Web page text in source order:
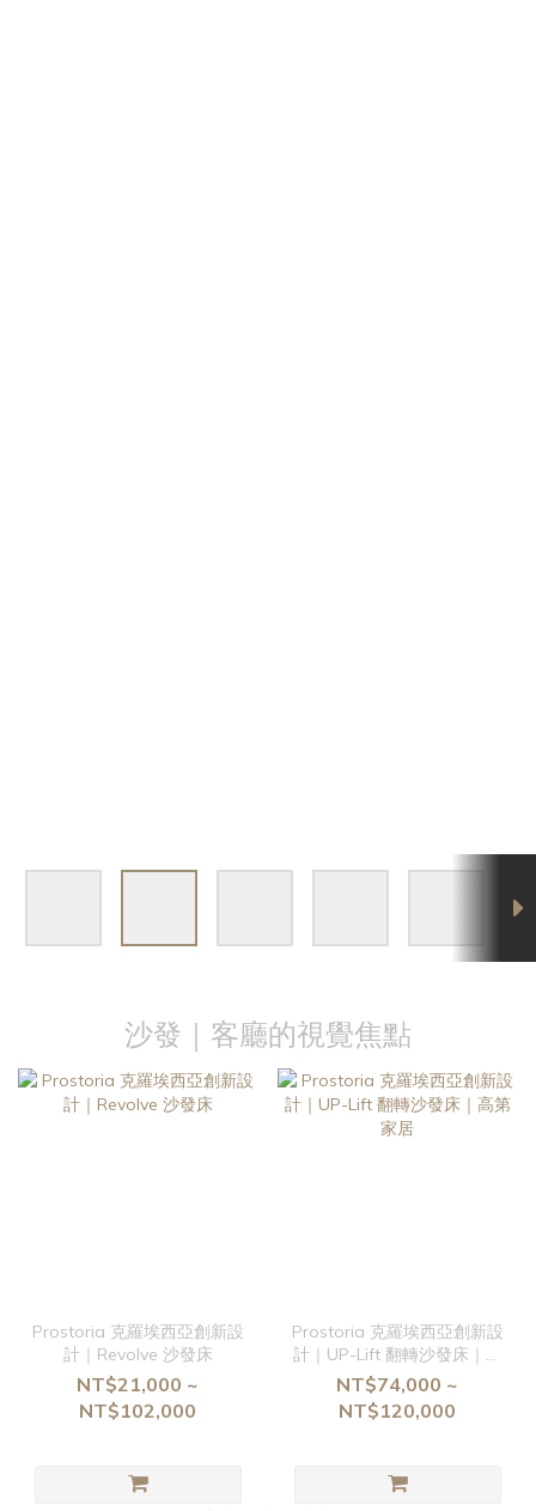
沙發｜客廳的視覺焦點
Prostoria 克羅埃西亞創新設
計｜Revolve 沙發床
NT$21,000 ~
NT$102,000
Prostoria 克羅埃西亞創新設
計｜UP-Lift 翻轉沙發床｜高
第家居
NT$74,000 ~
NT$120,000